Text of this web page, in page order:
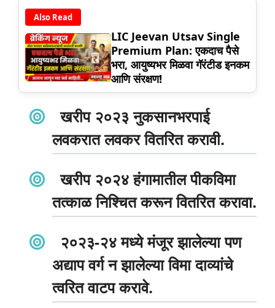
Also Read
LIC Jeevan Utsav Single
Premium Plan: एकदाच पैसे
भरा, आयुष्यभर मिळवा गॅरंटीड इनकम
आणि संरक्षण!
खरीप २०२३ नुकसानभरपाई
लवकरात लवकर वितरित करावी.
खरीप २०२४ हंगामातील पीकविमा
तत्काळ निश्चित करून वितरित करावा.
२०२३-२४ मध्ये मंजूर झालेल्या पण
अद्याप वर्ग न झालेल्या विमा दाव्यांचे
त्वरित वाटप करावे.